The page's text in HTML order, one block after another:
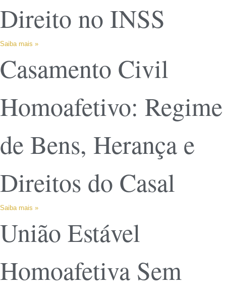
Direito no INSS
Saiba mais »
Casamento Civil
Homoafetivo: Regime
de Bens, Herança e
Direitos do Casal
Saiba mais »
União Estável
Homoafetiva Sem